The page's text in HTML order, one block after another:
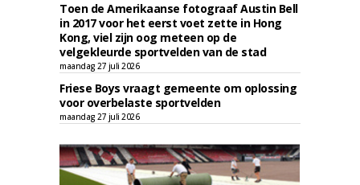
Toen de Amerikaanse fotograaf Austin Bell
in 2017 voor het eerst voet zette in Hong
Kong, viel zijn oog meteen op de
velgekleurde sportvelden van de stad
maandag 27 juli 2026
Friese Boys vraagt gemeente om oplossing
voor overbelaste sportvelden
maandag 27 juli 2026